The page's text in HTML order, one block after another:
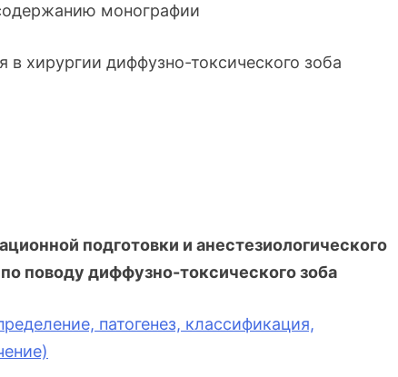
монографии
в хирургии диффузно-токсического зоба
подготовки и анестезиологического
поводу диффузно-токсического зоба
патогенез, классификация,